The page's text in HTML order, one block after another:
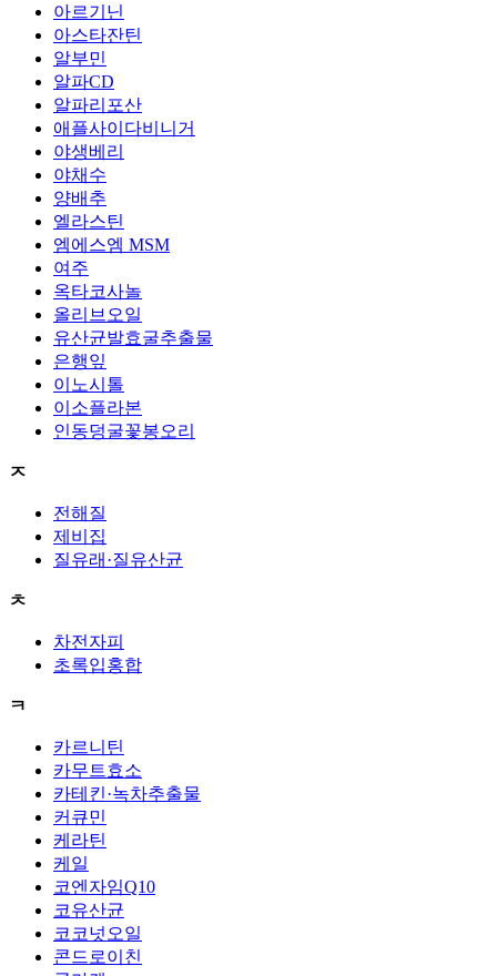
아르기닌
아스타잔틴
알부민
알파CD
알파리포산
애플사이다비니거
야생베리
야채수
양배추
엘라스틴
엠에스엠 MSM
여주
옥타코사놀
올리브오일
유산균발효굴추출물
은행잎
이노시톨
이소플라본
인동덩굴꽃봉오리
ㅈ
전해질
제비집
질유래·질유산균
ㅊ
차전자피
초록입홍합
ㅋ
카르니틴
카무트효소
카테킨·녹차추출물
커큐민
케라틴
케일
코엔자임Q10
코유산균
코코넛오일
콘드로이친